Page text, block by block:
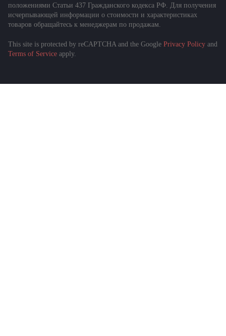
положениями Статьи 437 Гражданского кодекса РФ. Для получения
исчерпывающей информации о стоимости и характеристиках
товаров обращайтесь к менеджерам по продажам.
This site is protected by reCAPTCHA and the Google Privacy Policy and
Terms of Service apply.